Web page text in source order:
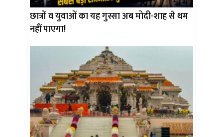
छात्रों व युवाओं का यह गुस्सा अब मोदी-शाह से थम
नहीं पाएगा!